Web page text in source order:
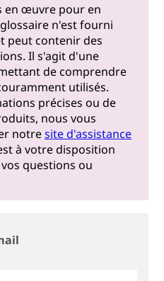
en œuvre pour en
n'est fourni
peut contenir des
Il s'agit d'une
de comprendre
utilisés.
précises ou de
nous vous
notresite d'assistance
à votre disposition
questions ou